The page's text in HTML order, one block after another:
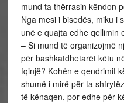
mund ta thërrasin këndon
Nga mesi i bisedës, miku i
unë e quajta edhe qellimin
– Si mund të organizojmë
për bashkatdhetarët këtu
fqinjë? Kohën e qendrimit
shumë i mirë për ta
të kënaqen, por edhe për